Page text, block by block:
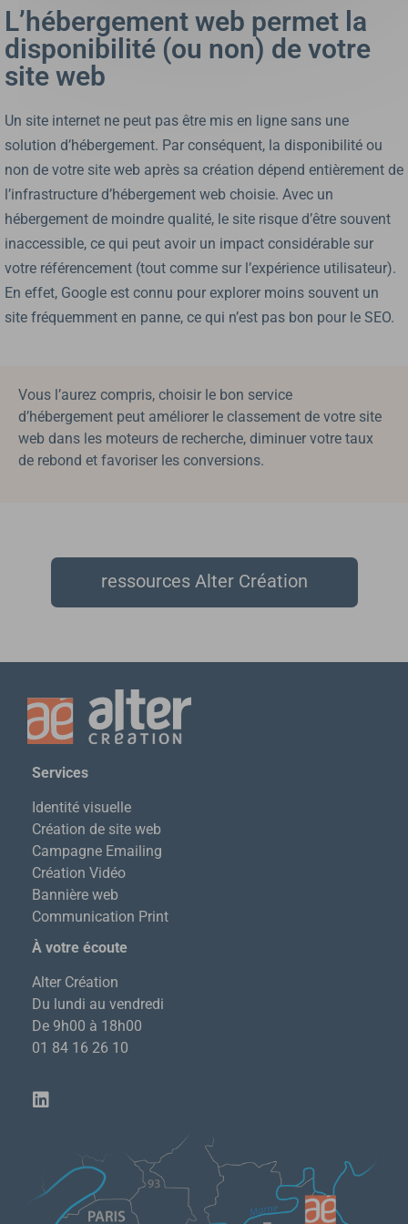
L’hébergement web permet la
disponibilité (ou non) de votre
site web
Un site internet ne peut pas être mis en ligne sans une
solution d’hébergement. Par conséquent, la disponibilité ou
non de votre site web après sa création dépend entièrement de
l’infrastructure d’hébergement web choisie. Avec un
hébergement de moindre qualité, le site risque d’être souvent
inaccessible, ce qui peut avoir un impact considérable sur
votre référencement (tout comme sur l’expérience utilisateur).
En effet, Google est connu pour explorer moins souvent un
site fréquemment en panne, ce qui n’est pas bon pour le SEO.
Vous l’aurez compris, choisir le bon service
d’hébergement peut améliorer le classement de votre site
web dans les moteurs de recherche, diminuer votre taux
de rebond et favoriser les conversions.
ressources Alter Création
Services
Identité visuelle
Création de site web
Campagne Emailing
Création Vidéo
Bannière web
Communication Print
À votre écoute
Alter Création
Du lundi au vendredi
De 9h00 à 18h00
01 84 16 26 10